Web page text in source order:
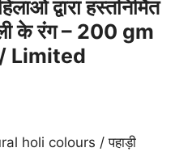
द्वारा हस्तनिर्मित
के रंग – 200 gm
Limited